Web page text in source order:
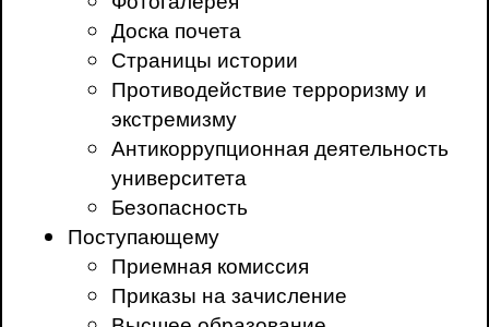
Доска почета
Страницы истории
Противодействие терроризму и
экстремизму
Антикоррупционная деятельность
университета
Безопасность
Поступающему
Приемная комиссия
Приказы на зачисление